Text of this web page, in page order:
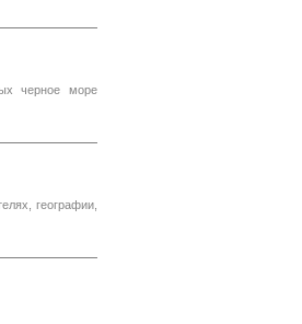
черное море
географии,